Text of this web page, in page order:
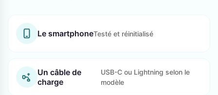
Le smartphoneTesté et réinitialisé
Un câble de
charge
USB-C ou Lightning selon le
modèle